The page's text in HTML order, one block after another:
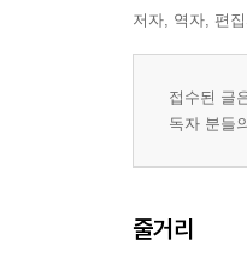
저자, 역자, 편
접수된 글
독자 분들
줄거리